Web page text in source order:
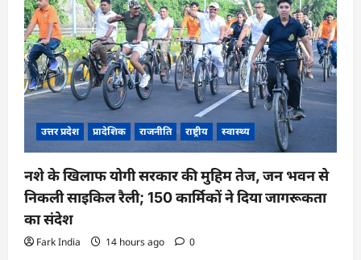
o
n
उत्तर प्रदेश प्रादेशिक राजनीति राष्ट्रीय स्वास्थ्य
नशे के खिलाफ योगी सरकार की मुहिम तेज, जन भवन से
निकली साइकिल रैली; 150 कार्मिकों ने दिया जागरूकता
का संदेश
Fark India 14 hours ago 0